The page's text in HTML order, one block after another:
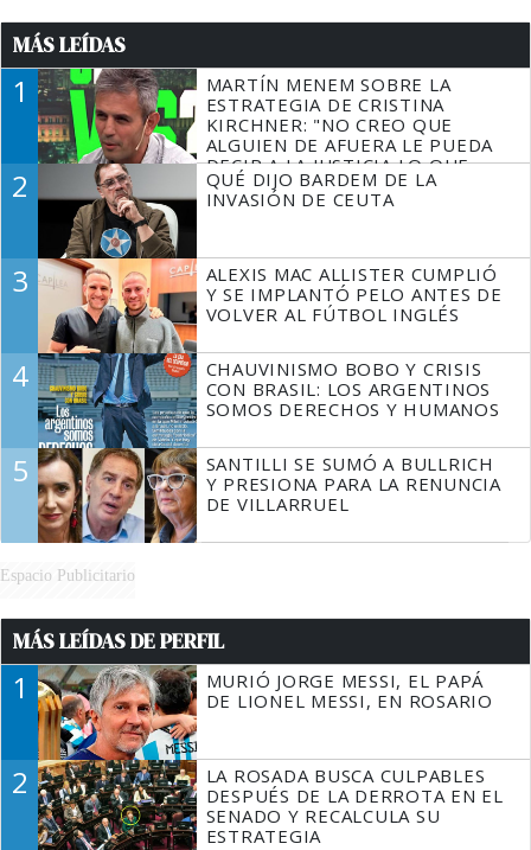
MÁS LEÍDAS
1
MARTÍN MENEM SOBRE LA
ESTRATEGIA DE CRISTINA
KIRCHNER: "NO CREO QUE
ALGUIEN DE AFUERA LE PUEDA
DECIR A LA JUSTICIA LO QUE
TIENE QUE HACER"
2
QUÉ DIJO BARDEM DE LA
INVASIÓN DE CEUTA
3
ALEXIS MAC ALLISTER CUMPLIÓ
Y SE IMPLANTÓ PELO ANTES DE
VOLVER AL FÚTBOL INGLÉS
4
CHAUVINISMO BOBO Y CRISIS
CON BRASIL: LOS ARGENTINOS
SOMOS DERECHOS Y HUMANOS
5
SANTILLI SE SUMÓ A BULLRICH
Y PRESIONA PARA LA RENUNCIA
DE VILLARRUEL
Espacio Publicitario
MÁS LEÍDAS DE PERFIL
1
MURIÓ JORGE MESSI, EL PAPÁ
DE LIONEL MESSI, EN ROSARIO
2
LA ROSADA BUSCA CULPABLES
DESPUÉS DE LA DERROTA EN EL
SENADO Y RECALCULA SU
ESTRATEGIA